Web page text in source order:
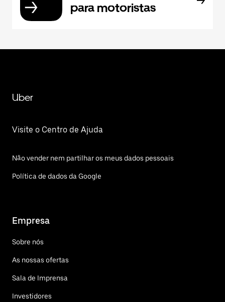
para motoristas
Uber
Visite o Centro de Ajuda
Não vender nem partilhar os meus dados pessoais
Política de dados da Google
Empresa
Sobre nós
As nossas ofertas
Sala de Imprensa
Investidores